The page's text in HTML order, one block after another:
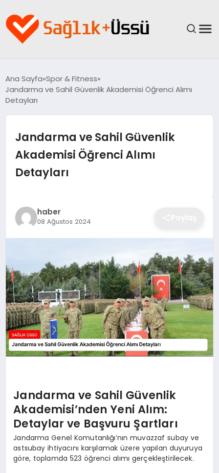
YAŞAM
SPOR & FITNESS
Ana Sayfa Spor & Fitness
Jandarma ve Sahil Güvenlik Akademisi Öğrenci Alımı
Detayları
Jandarma ve Sahil Güvenlik
Akademisi Öğrenci Alımı
Detayları
haber
08 Ağustos 2024
Jandarma ve Sahil Güvenlik
Akademisi’nden Yeni Alım:
Detaylar ve Başvuru Şartları
Jandarma Genel Komutanlığı’nın muvazzaf subay ve
astsubay ihtiyacını karşılamak üzere yapılan duyuruya
göre, toplamda 523 öğrenci alımı gerçekleştirilecek.